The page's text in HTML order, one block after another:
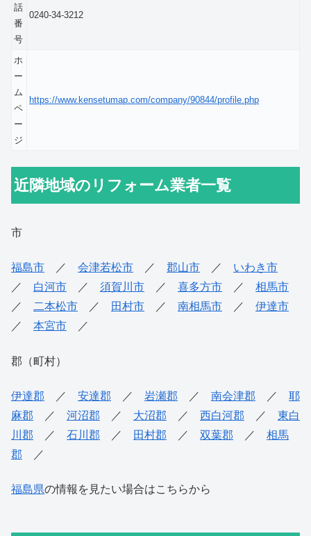
話
番
号
0240-34-3212
ホ
ー
ム
ペ
ー
ジ
https://www.kensetumap.com/company/90844/profile.php
近隣地域のリフォーム業者一覧
市
福島市 ／ 会津若松市 ／ 郡山市 ／ いわき市
／ 白河市 ／ 須賀川市 ／ 喜多方市 ／ 相馬市
／
二本松市 ／ 田村市 ／ 南相馬市 ／ 伊達市
／ 本宮市 ／
郡（町村）
伊達郡 ／ 安達郡 ／ 岩瀬郡 ／ 南会津郡 ／ 耶
麻郡 ／ 河沼郡 ／ 大沼郡 ／ 西白河郡 ／ 東白
川郡 ／ 石川郡 ／ 田村郡 ／ 双葉郡 ／ 相馬
郡 ／
福島県の情報を見たい場合はこちらから